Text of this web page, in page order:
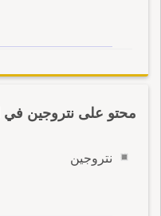
محتو على نتروجين في
نتروجين